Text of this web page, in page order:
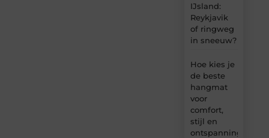
IJsland:
Reykjavik
of ringweg
in sneeuw?
Hoe kies je
de beste
hangmat
voor
comfort,
stijl en
ontspanning?